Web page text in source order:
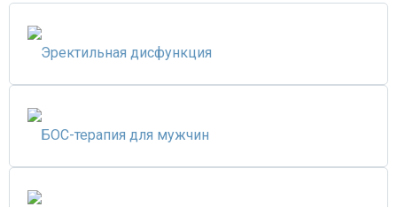
Эректильная дисфункция
БОС-терапия для мужчин